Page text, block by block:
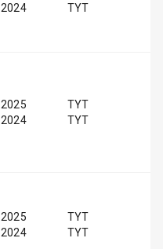
2024
TYT
2025
2024
TYT
TYT
2025
2024
TYT
TYT